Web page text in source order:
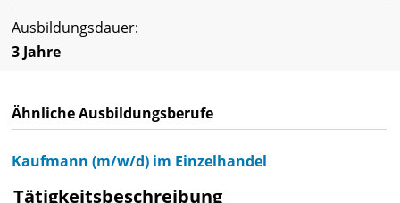
Ausbildungsdauer:
3 Jahre
Ähnliche Ausbildungsberufe
Kaufmann (m/w/d) im Einzelhandel
Tätigkeitsbeschreibung